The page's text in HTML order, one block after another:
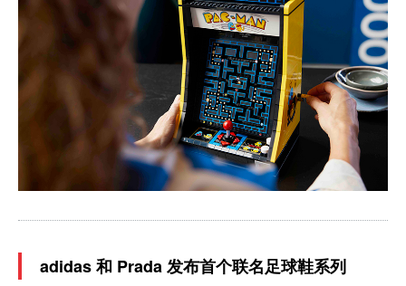
adidas 和 Prada 发布首个联名足球鞋系列